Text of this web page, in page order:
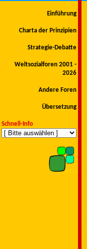
Einführung
Charta der Prinzipien
Strategie-Debatte
Weltsozialforen 2001 -
2026
Andere Foren
Übersetzung
Schnell-Info